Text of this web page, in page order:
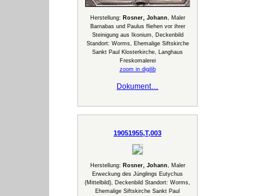
Herstellung: Rosner, Johann, Maler
Barnabas und Paulus fliehen vor ihrer
Steinigung aus Ikonium, Deckenbild
Standort: Worms, Ehemalige Siftskirche
Sankt Paul Klosterkirche, Langhaus
Freskomalerei
zoom in digilib
Dokument…
19051955,T,003
Herstellung: Rosner, Johann, Maler
Erweckung des Jünglings Eutychus
(Mittelbild), Deckenbild Standort: Worms,
Ehemalige Siftskirche Sankt Paul